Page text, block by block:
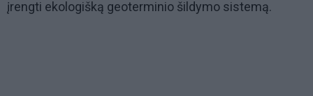
įrengti ekologišką geoterminio šildymo sistemą.